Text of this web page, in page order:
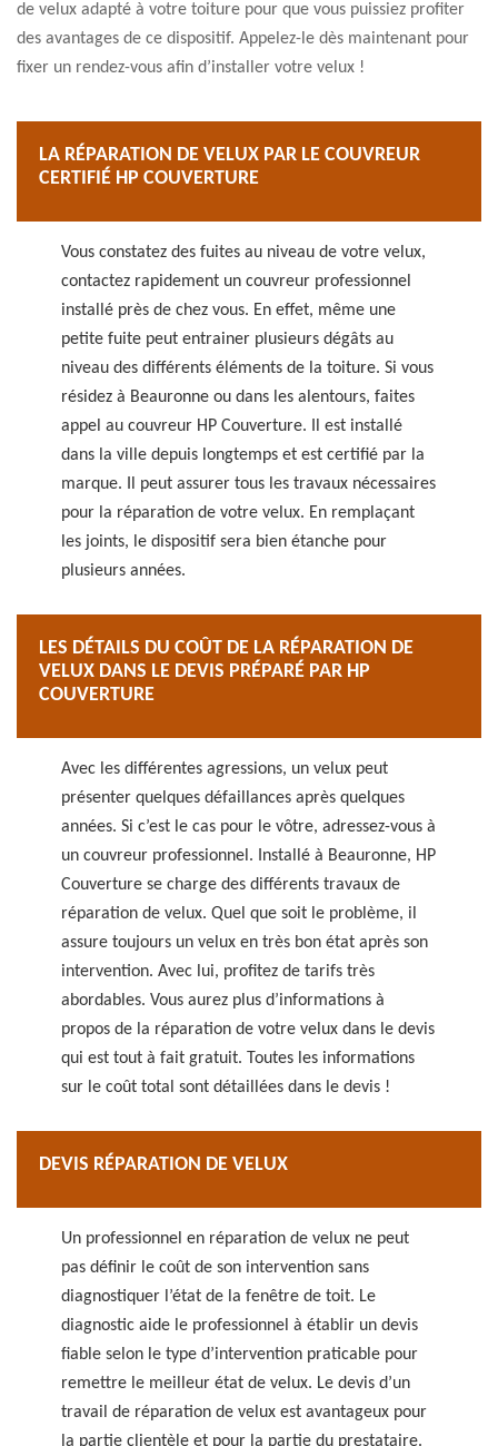
de velux adapté à votre toiture pour que vous puissiez profiter
des avantages de ce dispositif. Appelez-le dès maintenant pour
fixer un rendez-vous afin d’installer votre velux !
LA RÉPARATION DE VELUX PAR LE COUVREUR
CERTIFIÉ HP COUVERTURE
Vous constatez des fuites au niveau de votre velux,
contactez rapidement un couvreur professionnel
installé près de chez vous. En effet, même une
petite fuite peut entrainer plusieurs dégâts au
niveau des différents éléments de la toiture. Si vous
résidez à Beauronne ou dans les alentours, faites
appel au couvreur HP Couverture. Il est installé
dans la ville depuis longtemps et est certifié par la
marque. Il peut assurer tous les travaux nécessaires
pour la réparation de votre velux. En remplaçant
les joints, le dispositif sera bien étanche pour
plusieurs années.
LES DÉTAILS DU COÛT DE LA RÉPARATION DE
VELUX DANS LE DEVIS PRÉPARÉ PAR HP
COUVERTURE
Avec les différentes agressions, un velux peut
présenter quelques défaillances après quelques
années. Si c’est le cas pour le vôtre, adressez-vous à
un couvreur professionnel. Installé à Beauronne, HP
Couverture se charge des différents travaux de
réparation de velux. Quel que soit le problème, il
assure toujours un velux en très bon état après son
intervention. Avec lui, profitez de tarifs très
abordables. Vous aurez plus d’informations à
propos de la réparation de votre velux dans le devis
qui est tout à fait gratuit. Toutes les informations
sur le coût total sont détaillées dans le devis !
DEVIS RÉPARATION DE VELUX
Un professionnel en réparation de velux ne peut
pas définir le coût de son intervention sans
diagnostiquer l’état de la fenêtre de toit. Le
diagnostic aide le professionnel à établir un devis
fiable selon le type d’intervention praticable pour
remettre le meilleur état de velux. Le devis d’un
travail de réparation de velux est avantageux pour
la partie clientèle et pour la partie du prestataire.